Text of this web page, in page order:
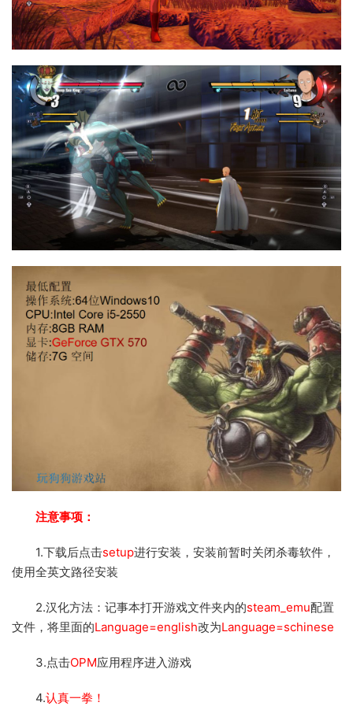
注意事项：
1.下载后点击setup进行安装，安装前暂时关闭杀毒软件，
使用全英文路径安装
2.汉化方法：记事本打开游戏文件夹内的steam_emu配置
文件，将里面的Language=english改为Language=schinese
3.点击OPM应用程序进入游戏
4.认真一拳！